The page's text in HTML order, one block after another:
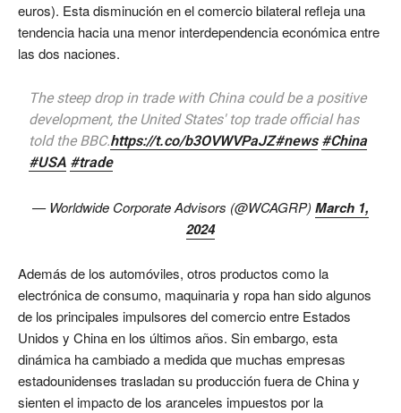
euros). Esta disminución en el comercio bilateral refleja una
tendencia hacia una menor interdependencia económica entre
las dos naciones.
The steep drop in trade with China could be a positive
development, the United States' top trade official has
told the BBC.https://t.co/b3OVWVPaJZ#news #China
#USA #trade
— Worldwide Corporate Advisors (@WCAGRP) March 1,
2024
Además de los automóviles, otros productos como la
electrónica de consumo, maquinaria y ropa han sido algunos
de los principales impulsores del comercio entre Estados
Unidos y China en los últimos años. Sin embargo, esta
dinámica ha cambiado a medida que muchas empresas
estadounidenses trasladan su producción fuera de China y
sienten el impacto de los aranceles impuestos por la